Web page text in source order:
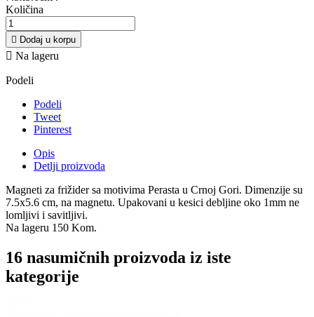
Količina
 Dodaj u korpu
 Na lageru
Podeli
Podeli
Tweet
Pinterest
Opis
Detlji proizvoda
Magneti za frižider sa motivima Perasta u Crnoj Gori. Dimenzije su
7.5x5.6 cm, na magnetu. Upakovani u kesici debljine oko 1mm ne
lomljivi i savitljivi.
Na lageru 150 Kom.
16 nasumičnih proizvoda iz iste
kategorije